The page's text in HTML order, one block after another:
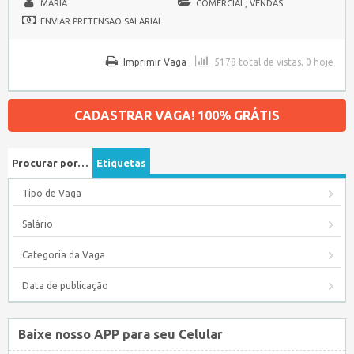
MARIA
COMERCIAL, VENDAS
ENVIAR PRETENSÃO SALARIAL
5178 total de vistas, 0 hoje
Imprimir Vaga
CADASTRAR VAGA! 100% GRÁTIS
Procurar por… Etiquetas
Tipo de Vaga
Salário
Categoria da Vaga
Data de publicação
Baixe nosso APP para seu Celular